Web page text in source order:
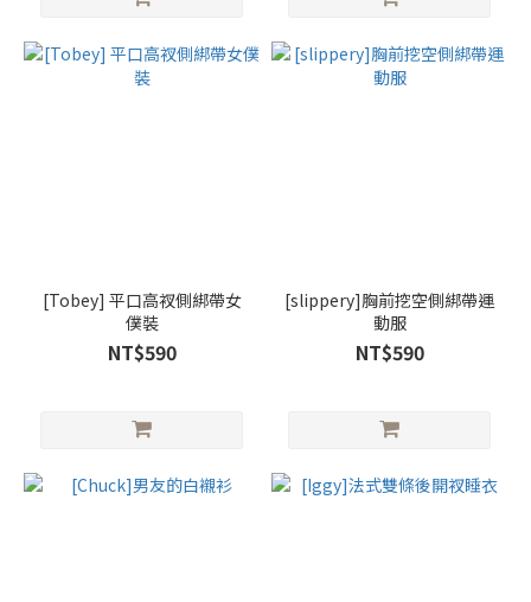
[Tobey] 平口高衩側綁帶女
僕裝
NT$590
[slippery]胸前挖空側綁帶運
動服
NT$590